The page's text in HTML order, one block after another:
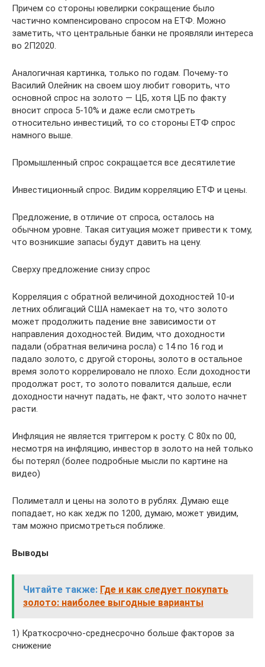
Причем со стороны ювелирки сокращение было
частично компенсировано спросом на ЕТФ. Можно
заметить, что центральные банки не проявляли интереса
во 2П2020.
Аналогичная картинка, только по годам. Почему-то
Василий Олейник на своем шоу любит говорить, что
основной спрос на золото — ЦБ, хотя ЦБ по факту
вносит спроса 5-10% и даже если смотреть
относительно инвестиций, то со стороны ЕТФ спрос
намного выше.
Промышленный спрос сокращается все десятилетие
Инвестиционный спрос. Видим корреляцию ЕТФ и цены.
Предложение, в отличие от спроса, осталось на
обычном уровне. Такая ситуация может привести к тому,
что возникшие запасы будут давить на цену.
Сверху предложение снизу спрос
Корреляция с обратной величиной доходностей 10-и
летних облигаций США намекает на то, что золото
может продолжить падение вне зависимости от
направления доходностей. Видим, что доходности
падали (обратная величина росла) с 14 по 16 год и
падало золото, с другой стороны, золото в остальное
время золото коррелировало не плохо. Если доходности
продолжат рост, то золото повалится дальше, если
доходности начнут падать, не факт, что золото начнет
расти.
Инфляция не является триггером к росту. С 80х по 00,
несмотря на инфляцию, инвестор в золото на ней только
бы потерял (более подробные мысли по картине на
видео)
Полиметалл и цены на золото в рублях. Думаю еще
попадает, но как хедж по 1200, думаю, может увидим,
там можно присмотреться поближе.
Выводы
Читайте также: Где и как следует покупать
золото: наиболее выгодные варианты
1) Краткосрочно-среднесрочно больше факторов за
снижение